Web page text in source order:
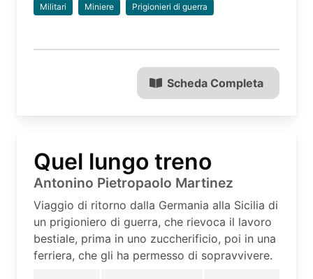
Militari Miniere Prigionieri di guerra
Scheda Completa
Quel lungo treno
Antonino Pietropaolo Martinez
Viaggio di ritorno dalla Germania alla Sicilia di
un prigioniero di guerra, che rievoca il lavoro
bestiale, prima in uno zuccherificio, poi in una
ferriera, che gli ha permesso di sopravvivere.